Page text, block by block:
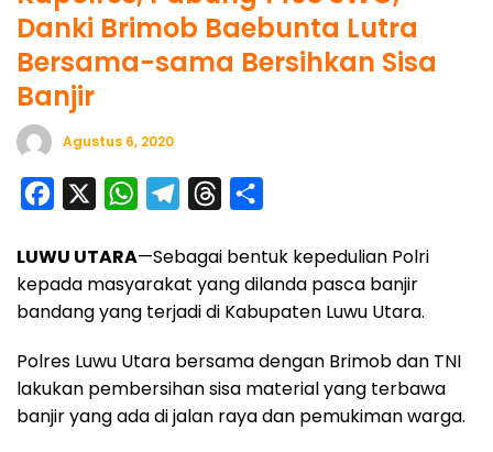
Danki Brimob Baebunta Lutra
Bersama-sama Bersihkan Sisa
Banjir
Agustus 6, 2020
c
e
b
o
o
k
W
a
t
s
A
p
p
l
e
g
r
a
m
r
e
a
d
s
a
r
e
LUWU UTARA—Sebagai bentuk kepedulian Polri
kepada masyarakat yang dilanda pasca banjir
bandang yang terjadi di Kabupaten Luwu Utara.
Polres Luwu Utara bersama dengan Brimob dan TNI
lakukan pembersihan sisa material yang terbawa
banjir yang ada di jalan raya dan pemukiman warga.